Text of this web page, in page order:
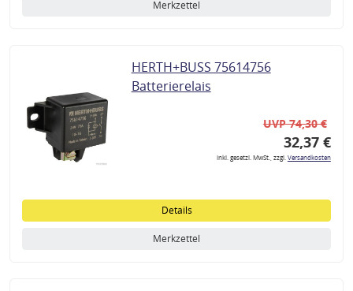
Merkzettel
HERTH+BUSS 75614756
Batterierelais
UVP 74,30 €
32,37 €
inkl. gesetzl. MwSt., zzgl.Versandkosten
Details
Merkzettel